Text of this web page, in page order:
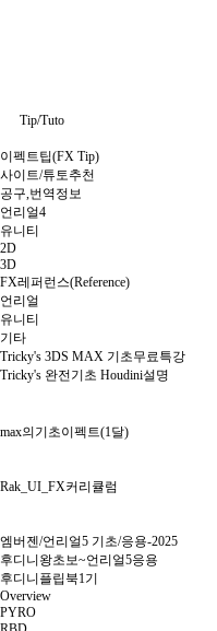
Tip/Tuto
이펙트팁(FX Tip)
사이트/튜토추천
공구,번역정보
언리얼4
유니티
2D
3D
FX레퍼런스(Reference)
언리얼
유니티
기타
Tricky's 3DS MAX 기초무료특강
Tricky's 완전기초 Houdini설명
max의기초이펙트(1달)
Rak_UI_FX커리큘럼
엠버젠/언리얼5 기초/응용-2025
후디니왕초보~언리얼5응용
후디니플립북1기
Overview
PYRO